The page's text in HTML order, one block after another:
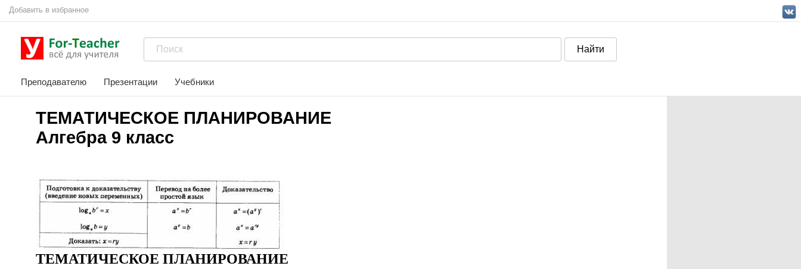
Добавить в избранное
Преподавателю Презентации Учебники
ТЕМАТИЧЕСКОЕ ПЛАНИРОВАНИЕ
Алгебра 9 класс
ТЕМАТИЧЕСКОЕ ПЛАНИРОВАНИЕ